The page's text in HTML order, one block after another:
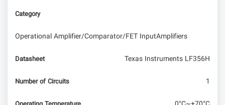
Category
Operational Amplifier/Comparator/FET InputAmplifiers
Datasheet Texas Instruments LF356H
Number of Circuits 1